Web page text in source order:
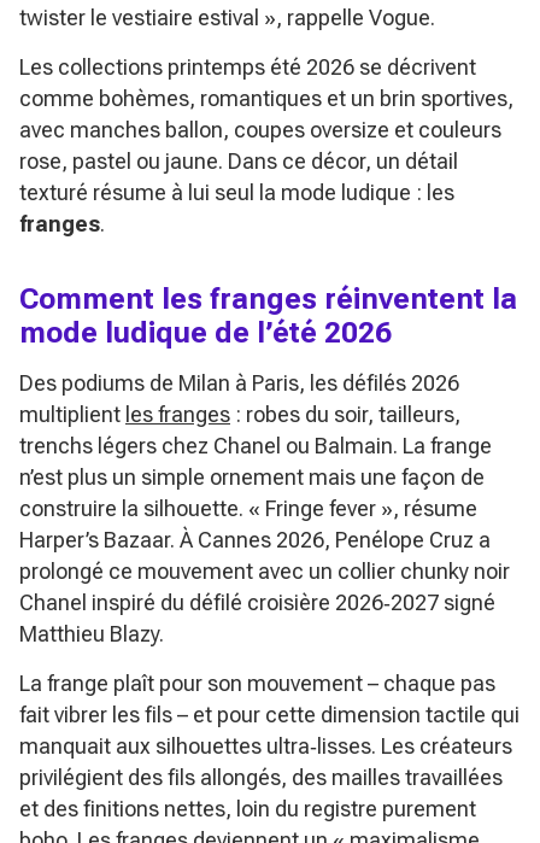
twister le vestiaire estival », rappelle Vogue.
Les collections printemps été 2026 se décrivent
comme bohèmes, romantiques et un brin sportives,
avec manches ballon, coupes oversize et couleurs
rose, pastel ou jaune. Dans ce décor, un détail
texturé résume à lui seul la mode ludique : les
franges.
Comment les franges réinventent la
mode ludique de l’été 2026
Des podiums de Milan à Paris, les défilés 2026
multiplient les franges : robes du soir, tailleurs,
trenchs légers chez Chanel ou Balmain. La frange
n’est plus un simple ornement mais une façon de
construire la silhouette. « Fringe fever », résume
Harper’s Bazaar. À Cannes 2026, Penélope Cruz a
prolongé ce mouvement avec un collier chunky noir
Chanel inspiré du défilé croisière 2026‑2027 signé
Matthieu Blazy.
La frange plaît pour son mouvement – chaque pas
fait vibrer les fils – et pour cette dimension tactile qui
manquait aux silhouettes ultra‑lisses. Les créateurs
privilégient des fils allongés, des mailles travaillées
et des finitions nettes, loin du registre purement